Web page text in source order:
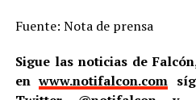
Fuente: Nota de prensa
Sigue las noticias de
enwww.notifalcon.com